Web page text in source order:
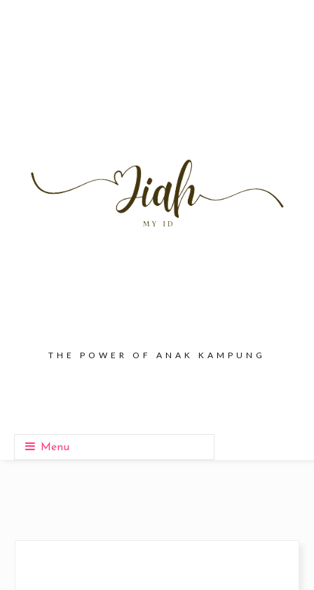
THE POWER OF ANAK KAMPUNG
Menu